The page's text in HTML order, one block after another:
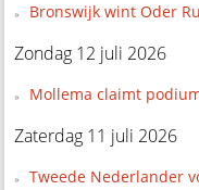
Bronswijk wint Oder
Zondag 12 juli 2026
Mollema claimt
Zaterdag 11 juli 2026
Tweede Nederlander